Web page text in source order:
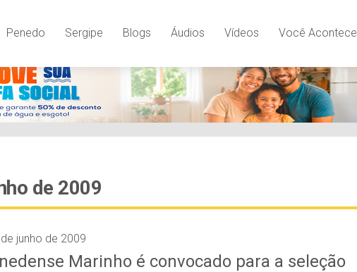
Penedo Sergipe Blogs Áudios Vídeos Você Acontece
de 2009
junho de 2009
Marinho é convocado para a seleção